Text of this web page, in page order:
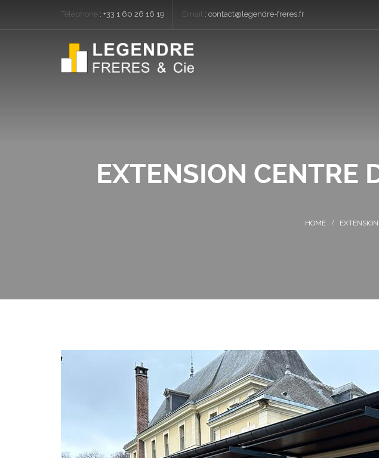
Téléphone : +33 1 60 26 16 19 Email : contact@legendre-freres.fr
EXTENSION CENTRE